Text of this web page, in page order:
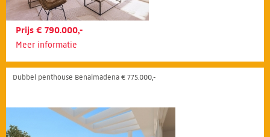
Prijs € 790.000,-
Meer informatie
Dubbel penthouse Benalmádena € 775.000,-